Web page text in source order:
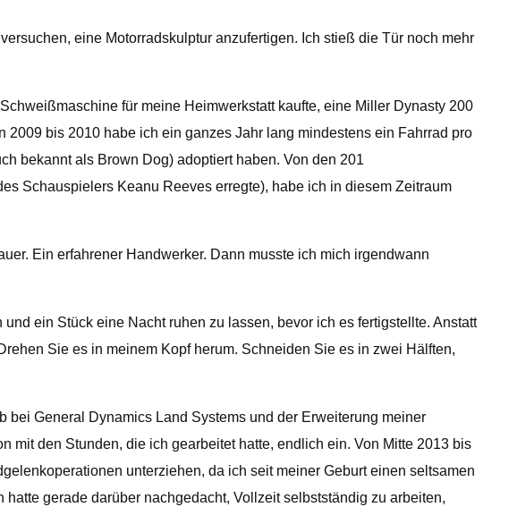
eine Motorradskulptur anzufertigen. Ich stieß die Tür noch mehr
für meine Heimwerkstatt kaufte, eine Miller Dynasty 200
bis 2010 habe ich ein ganzes Jahr lang mindestens ein Fahrrad pro
bekannt als Brown Dog) adoptiert haben. Von den 201
Schauspielers Keanu Reeves erregte), habe ich in diesem Zeitraum
Ein erfahrener Handwerker. Dann musste ich mich irgendwann
ein Stück eine Nacht ruhen zu lassen, bevor ich es fertigstellte. Anstatt
Sie es in meinem Kopf herum. Schneiden Sie es in zwei Hälften,
bei General Dynamics Land Systems und der Erweiterung meiner
mit den Stunden, die ich gearbeitet hatte, endlich ein. Von Mitte 2013 bis
unterziehen, da ich seit meiner Geburt einen seltsamen
gerade darüber nachgedacht, Vollzeit selbstständig zu arbeiten,